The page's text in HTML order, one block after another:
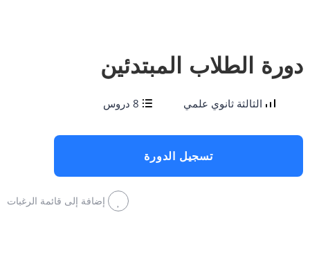
دورة الطلاب المبتدئين
الثالثة ثانوي علمي 8 دروس
تسجيل الدورة
إضافة إلى قائمة الرغبات